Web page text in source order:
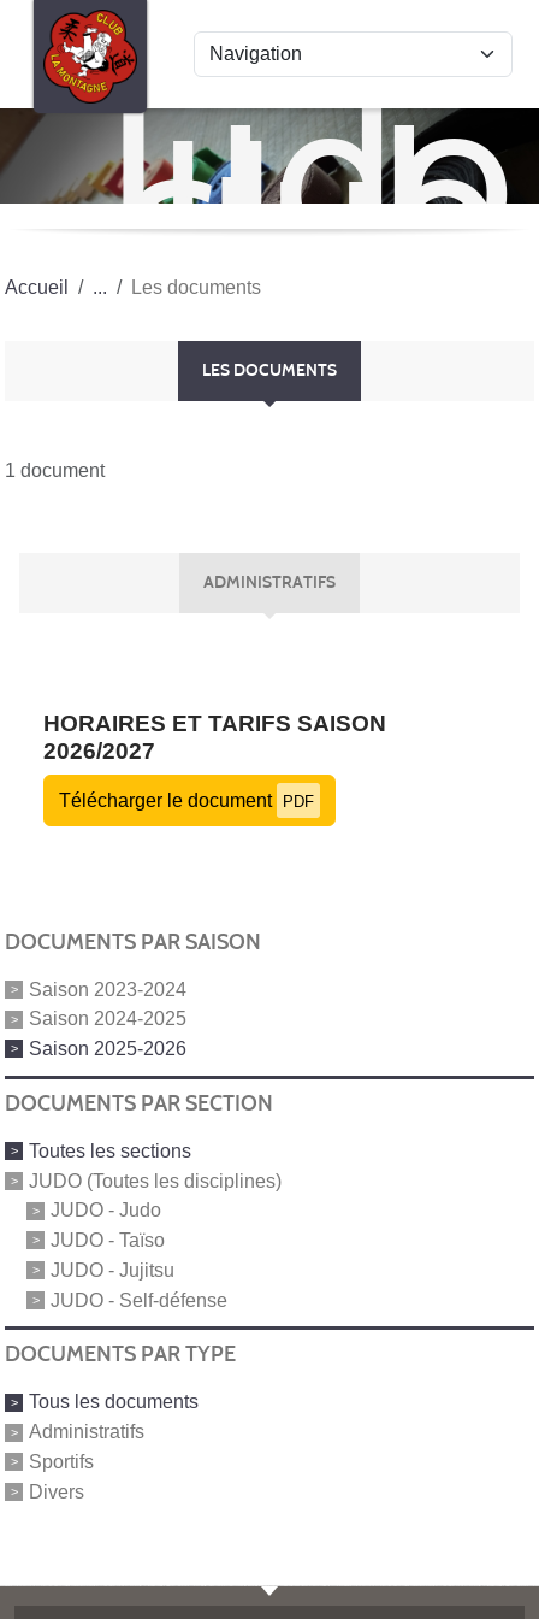
Judo
club
La
Accueil Les documents
LES DOCUMENTS
1 document
ADMINISTRATIFS
HORAIRES ET TARIFS SAISON
2026/2027
Télécharger le document PDF
DOCUMENTS PAR SAISON
Saison 2023-2024
Saison 2024-2025
Saison 2025-2026
DOCUMENTS PAR SECTION
Toutes les sections
JUDO (Toutes les disciplines)
JUDO - Judo
JUDO - Taïso
JUDO - Jujitsu
JUDO - Self-défense
DOCUMENTS PAR TYPE
Tous les documents
Administratifs
Sportifs
Divers
Panneau de gestion des cookies